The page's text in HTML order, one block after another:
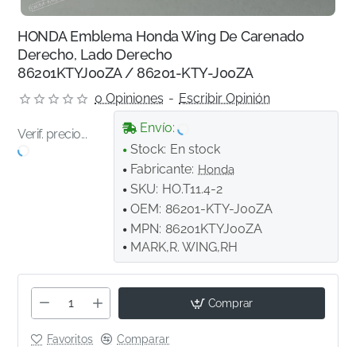
HONDA Emblema Honda Wing De Carenado
Derecho, Lado Derecho
86201KTYJ00ZA / 86201-KTY-J00ZA
0 Opiniones - Escribir Opinión
Verif. precio...
Envío:
Stock: En stock
Fabricante: Honda
SKU: HO.T11.4-2
OEM: 86201-KTY-J00ZA
MPN: 86201KTYJ00ZA
MARK,R. WING,RH
Comprar
Favoritos Comparar